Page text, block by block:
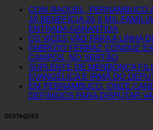
COM RAQUEL, PERNAMBUCO
JÁ BENEFICIA 26,5 MIL
ENTRADA GARANTIDA
OS VICES VÃO PARA A LINHA
FABRÍZIO FERRAZ CONDUZ
CAMPOS, NO SERTÃO
SUPLENTE DE MENDONÇA
EVANGÉLICA E IRMÃ DO
EM PERNAMBUCO, ONZE
DEFINIDOS PARA DISPUTAR
DESTAQUES